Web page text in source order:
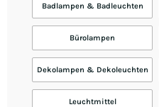
Badlampen & Badleuchten
Bürolampen
Dekolampen & Dekoleuchten
Leuchtmittel